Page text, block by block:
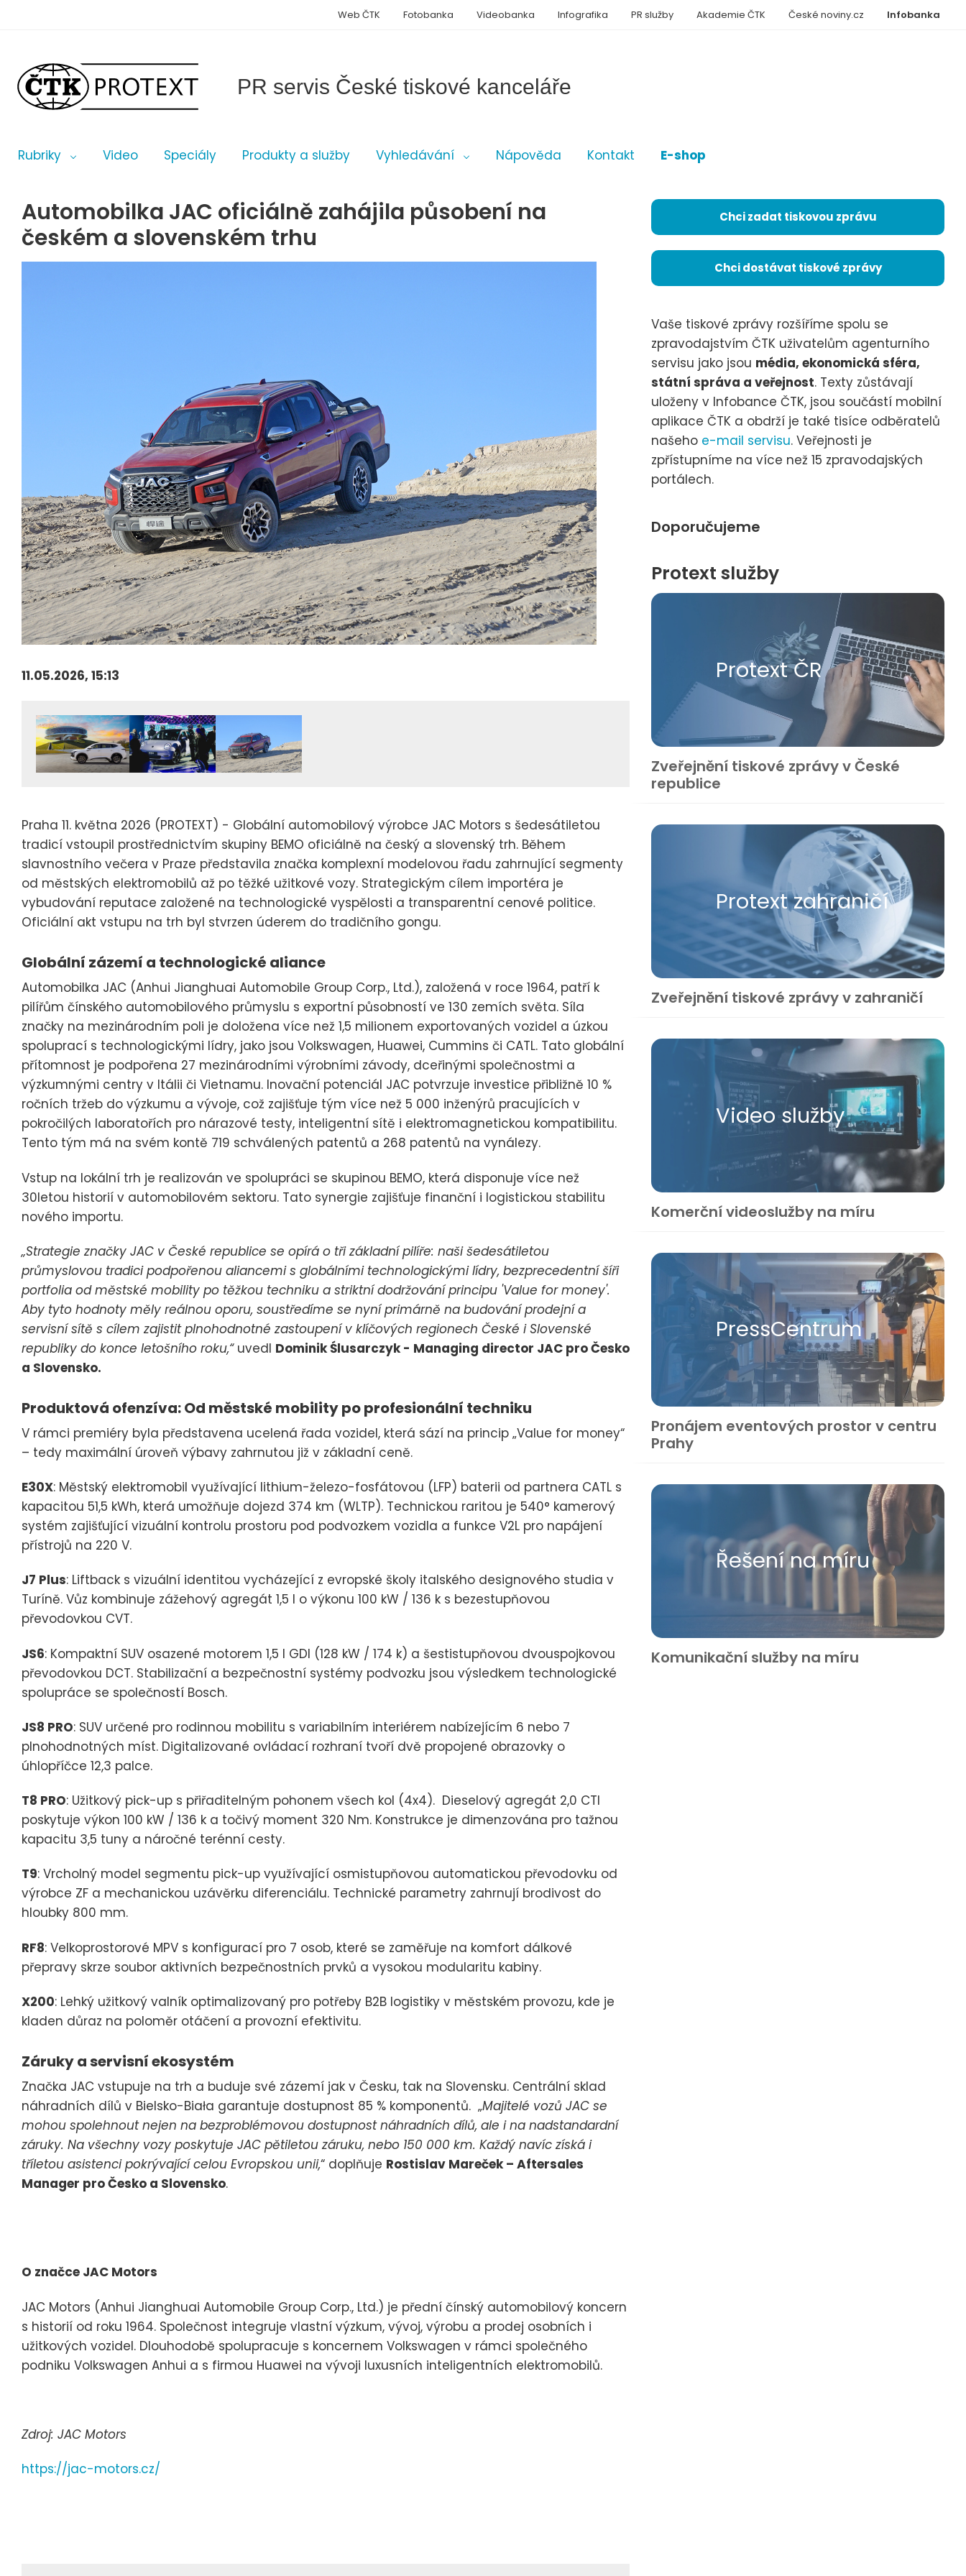
PR servis České tiskové kanceláře
Rubriky Video Speciály Produkty a služby Vyhledávání Nápověda Kontakt E-shop
Infobanka
Web ČTK Fotobanka Videobanka Infografika PR služby Akademie ČTK České noviny.cz
Automobilka JAC oficiálně zahájila působení na
českém a slovenském trhu
11.05.2026, 15:13
Praha 11. května 2026 (PROTEXT) - Globální automobilový výrobce JAC Motors s šedesátiletou
tradicí vstoupil prostřednictvím skupiny BEMO oficiálně na český a slovenský trh. Během
slavnostního večera v Praze představila značka komplexní modelovou řadu zahrnující segmenty
od městských elektromobilů až po těžké užitkové vozy. Strategickým cílem importéra je
vybudování reputace založené na technologické vyspělosti a transparentní cenové politice.
Oficiální akt vstupu na trh byl stvrzen úderem do tradičního gongu.
Globální zázemí a technologické aliance
Automobilka JAC (Anhui Jianghuai Automobile Group Corp., Ltd.), založená v roce 1964, patří k
pilířům čínského automobilového průmyslu s exportní působností ve 130 zemích světa. Síla
značky na mezinárodním poli je doložena více než 1,5 milionem exportovaných vozidel a úzkou
spoluprací s technologickými lídry, jako jsou Volkswagen, Huawei, Cummins či CATL. Tato globální
přítomnost je podpořena 27 mezinárodními výrobními závody, dceřinými společnostmi a
výzkumnými centry v Itálii či Vietnamu. Inovační potenciál JAC potvrzuje investice přibližně 10 %
ročních tržeb do výzkumu a vývoje, což zajišťuje tým více než 5 000 inženýrů pracujících v
pokročilých laboratořích pro nárazové testy, inteligentní sítě i elektromagnetickou kompatibilitu.
Tento tým má na svém kontě 719 schválených patentů a 268 patentů na vynálezy.
Vstup na lokální trh je realizován ve spolupráci se skupinou BEMO, která disponuje více než
30letou historií v automobilovém sektoru. Tato synergie zajišťuje finanční i logistickou stabilitu
nového importu.
„Strategie značky JAC v České republice se opírá o tři základní pilíře: naši šedesátiletou
průmyslovou tradici podpořenou aliancemi s globálními technologickými lídry, bezprecedentní šíři
portfolia od městské mobility po těžkou techniku a striktní dodržování principu 'Value for money'.
Aby tyto hodnoty měly reálnou oporu, soustředíme se nyní primárně na budování prodejní a
servisní sítě s cílem zajistit plnohodnotné zastoupení v klíčových regionech České i Slovenské
republiky do konce letošního roku,“uvedl Dominik Ślusarczyk - Managing director JAC pro Česko
a Slovensko.
Produktová ofenzíva: Od městské mobility po profesionální techniku
V rámci premiéry byla představena ucelená řada vozidel, která sází na princip „Value for money“
– tedy maximální úroveň výbavy zahrnutou již v základní ceně.
E30X: Městský elektromobil využívající lithium-železo-fosfátovou (LFP) baterii od partnera CATL s
kapacitou 51,5 kWh, která umožňuje dojezd 374 km (WLTP). Technickou raritou je 540° kamerový
systém zajišťující vizuální kontrolu prostoru pod podvozkem vozidla a funkce V2L pro napájení
přístrojů na 220 V.
J7 Plus: Liftback s vizuální identitou vycházející z evropské školy italského designového studia v
Turíně. Vůz kombinuje zážehový agregát 1,5 l o výkonu 100 kW / 136 k s bezestupňovou
převodovkou CVT.
JS6: Kompaktní SUV osazené motorem 1,5 l GDI (128 kW / 174 k) a šestistupňovou dvouspojkovou
převodovkou DCT. Stabilizační a bezpečnostní systémy podvozku jsou výsledkem technologické
spolupráce se společností Bosch.
JS8 PRO: SUV určené pro rodinnou mobilitu s variabilním interiérem nabízejícím 6 nebo 7
plnohodnotných míst. Digitalizované ovládací rozhraní tvoří dvě propojené obrazovky o
úhlopříčce 12,3 palce.
T8 PRO: Užitkový pick-up s přiřaditelným pohonem všech kol (4x4). Dieselový agregát 2,0 CTI
poskytuje výkon 100 kW / 136 k a točivý moment 320 Nm. Konstrukce je dimenzována pro tažnou
kapacitu 3,5 tuny a náročné terénní cesty.
T9: Vrcholný model segmentu pick-up využívající osmistupňovou automatickou převodovku od
výrobce ZF a mechanickou uzávěrku diferenciálu. Technické parametry zahrnují brodivost do
hloubky 800 mm.
RF8: Velkoprostorové MPV s konfigurací pro 7 osob, které se zaměřuje na komfort dálkové
přepravy skrze soubor aktivních bezpečnostních prvků a vysokou modularitu kabiny.
X200: Lehký užitkový valník optimalizovaný pro potřeby B2B logistiky v městském provozu, kde je
kladen důraz na poloměr otáčení a provozní efektivitu.
Záruky a servisní ekosystém
Značka JAC vstupuje na trh a buduje své zázemí jak v Česku, tak na Slovensku. Centrální sklad
náhradních dílů v Bielsko-Biała garantuje dostupnost 85 % komponentů. „Majitelé vozů JAC se
mohou spolehnout nejen na bezproblémovou dostupnost náhradních dílů, ale i na nadstandardní
záruky. Na všechny vozy poskytuje JAC pětiletou záruku, nebo 150 000 km. Každý navíc získá i
tříletou asistenci pokrývající celou Evropskou unii,“ doplňuje Rostislav Mareček – Aftersales
Manager pro Česko a Slovensko.
O značce JAC Motors
JAC Motors (Anhui Jianghuai Automobile Group Corp., Ltd.) je přední čínský automobilový koncern
s historií od roku 1964. Společnost integruje vlastní výzkum, vývoj, výrobu a prodej osobních i
užitkových vozidel. Dlouhodobě spolupracuje s koncernem Volkswagen v rámci společného
podniku Volkswagen Anhui a s firmou Huawei na vývoji luxusních inteligentních elektromobilů.
Zdroj: JAC Motors
https://jac-motors.cz/
Chci zadat tiskovou zprávu
Chci dostávat tiskové zprávy
Vaše tiskové zprávy rozšíříme spolu se
zpravodajstvím ČTK uživatelům agenturního
servisu jako jsou média, ekonomická sféra,
státní správa a veřejnost. Texty zůstávají
uloženy v Infobance ČTK, jsou součástí mobilní
aplikace ČTK a obdrží je také tisíce odběratelů
našeho e-mail servisu. Veřejnosti je
zpřístupníme na více než 15 zpravodajských
portálech.
Doporučujeme
Protext služby
Protext ČR
Zveřejnění tiskové zprávy v České
republice
Protext zahraničí
Zveřejnění tiskové zprávy v zahraničí
Video služby
Komerční videoslužby na míru
Press​Centrum
Pronájem eventových prostor v centru
Prahy
Řešení na míru
Komunikační služby na míru